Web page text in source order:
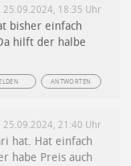
25.09.2024, 18:35 Uhr
bisher einfach
hilft der halbe
ANTWORTEN
25.09.2024, 21:40 Uhr
hat. Hat einfach
habe Preis auch